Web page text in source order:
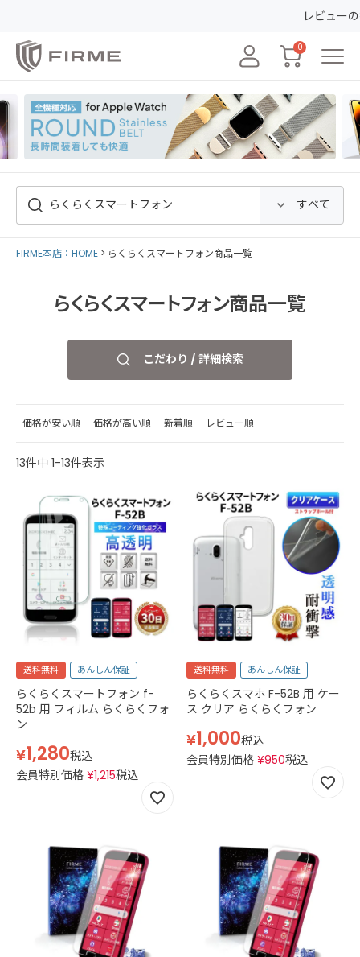
レビューの投稿で50
0
FIRME本店：HOME らくらくスマートフォン商品一覧
らくらくスマートフォン商品一覧
こだわり / 詳細検索
価格が安い順 価格が高い順 新着順 レビュー順
13件中 1-13件表示
送料無料 あんしん保証
らくらくスマートフォン f-
52b 用 フィルム らくらくフォ
ン
¥1,280税込
会員特別価格 ¥1,215税込
送料無料 あんしん保証
らくらくスマホ F-52B 用 ケー
ス クリア らくらくフォン
¥1,000税込
会員特別価格 ¥950税込